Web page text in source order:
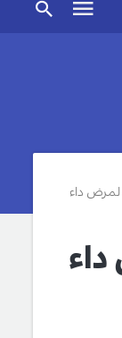
لمرض داء